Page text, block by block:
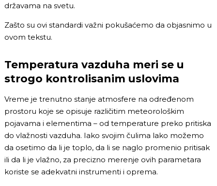
državama na svetu.
Zašto su ovi standardi važni pokušaćemo da objasnimo u
ovom tekstu.
Temperatura vazduha meri se u
strogo kontrolisanim uslovima
Vreme je trenutno stanje atmosfere na određenom
prostoru koje se opisuje različitim meteorološkim
pojavama i elementima – od temperature preko pritiska
do vlažnosti vazduha. Iako svojim čulima lako možemo
da osetimo da li je toplo, da li se naglo promenio pritisak
ili da li je vlažno, za precizno merenje ovih parametara
koriste se adekvatni instrumenti i oprema.